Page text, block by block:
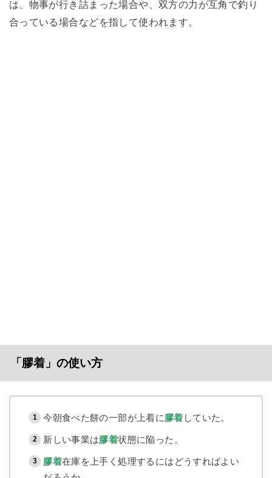
は、物事が行き詰まった場合や、双方の力が互角で釣り
合っている場合などを指して使われます。
「膠着」の使い方
今朝食べた餅の一部が上着に膠着 していた。
新しい事業は膠着状態に陥った。
膠着在庫を上手く処理するにはどうすればよい